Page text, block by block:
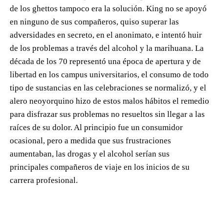
de los ghettos tampoco era la solución. King no se apoyó
en ninguno de sus compañeros, quiso superar las
adversidades en secreto, en el anonimato, e intentó huir
de los problemas a través del alcohol y la marihuana. La
década de los 70 representó una época de apertura y de
libertad en los campus universitarios, el consumo de todo
tipo de sustancias en las celebraciones se normalizó, y el
alero neoyorquino hizo de estos malos hábitos el remedio
para disfrazar sus problemas no resueltos sin llegar a las
raíces de su dolor. Al principio fue un consumidor
ocasional, pero a medida que sus frustraciones
aumentaban, las drogas y el alcohol serían sus
principales compañeros de viaje en los inicios de su
carrera profesional.